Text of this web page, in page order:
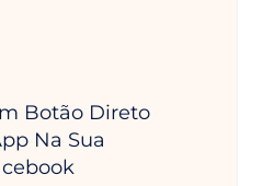
Botão Direto
Na Sua